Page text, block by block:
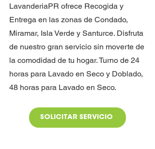
LavanderiaPR ofrece Recogida y
Entrega en las zonas de Condado,
Miramar, Isla Verde y Santurce. Disfruta
de nuestro gran servicio sin moverte de
la comodidad de tu hogar. Turno de 24
horas para Lavado en Seco y Doblado,
48 horas para Lavado en Seco.
SOLICITAR SERVICIO